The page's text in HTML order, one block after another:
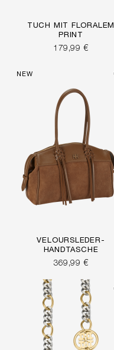
TUCH MIT FLORALEM
PRINT
179,99 €
NEW
VELOURSLEDER-
HANDTASCHE
369,99 €